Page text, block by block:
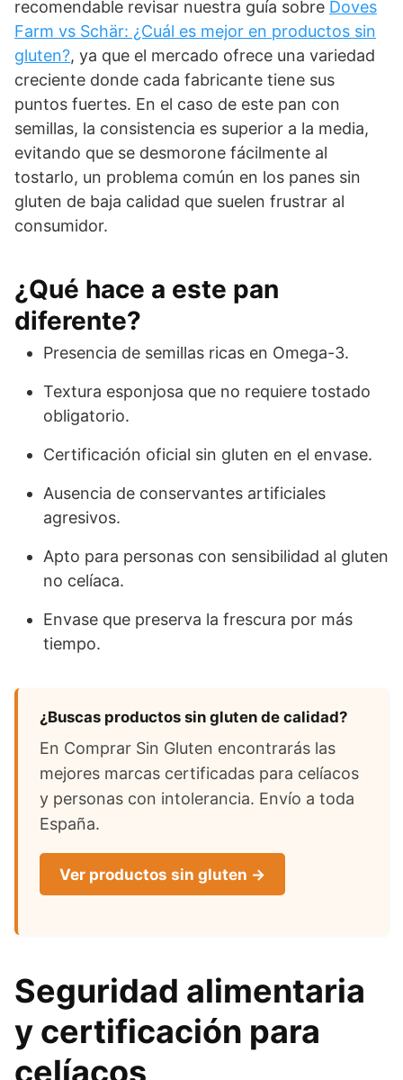
recomendable revisar nuestra guía sobre Doves
Farm vs Schär: ¿Cuál es mejor en productos sin
gluten?, ya que el mercado ofrece una variedad
creciente donde cada fabricante tiene sus
puntos fuertes. En el caso de este pan con
semillas, la consistencia es superior a la media,
evitando que se desmorone fácilmente al
tostarlo, un problema común en los panes sin
gluten de baja calidad que suelen frustrar al
consumidor.
¿Qué hace a este pan
diferente?
Presencia de semillas ricas en Omega-3.
Textura esponjosa que no requiere tostado
obligatorio.
Certificación oficial sin gluten en el envase.
Ausencia de conservantes artificiales
agresivos.
Apto para personas con sensibilidad al gluten
no celíaca.
Envase que preserva la frescura por más
tiempo.
¿Buscas productos sin gluten de calidad?
En Comprar Sin Gluten encontrarás las
mejores marcas certificadas para celíacos
y personas con intolerancia. Envío a toda
España.
Ver productos sin gluten →
Seguridad alimentaria
y certificación para
celíacos